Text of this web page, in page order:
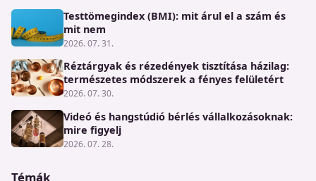
Testtömegindex (BMI): mit árul el a szám és
mit nem
2026. 07. 31.
Réztárgyak és rézedények tisztítása házilag:
természetes módszerek a fényes felületért
2026. 07. 30.
Videó és hangstúdió bérlés vállalkozásoknak:
mire figyelj
2026. 07. 28.
Témák